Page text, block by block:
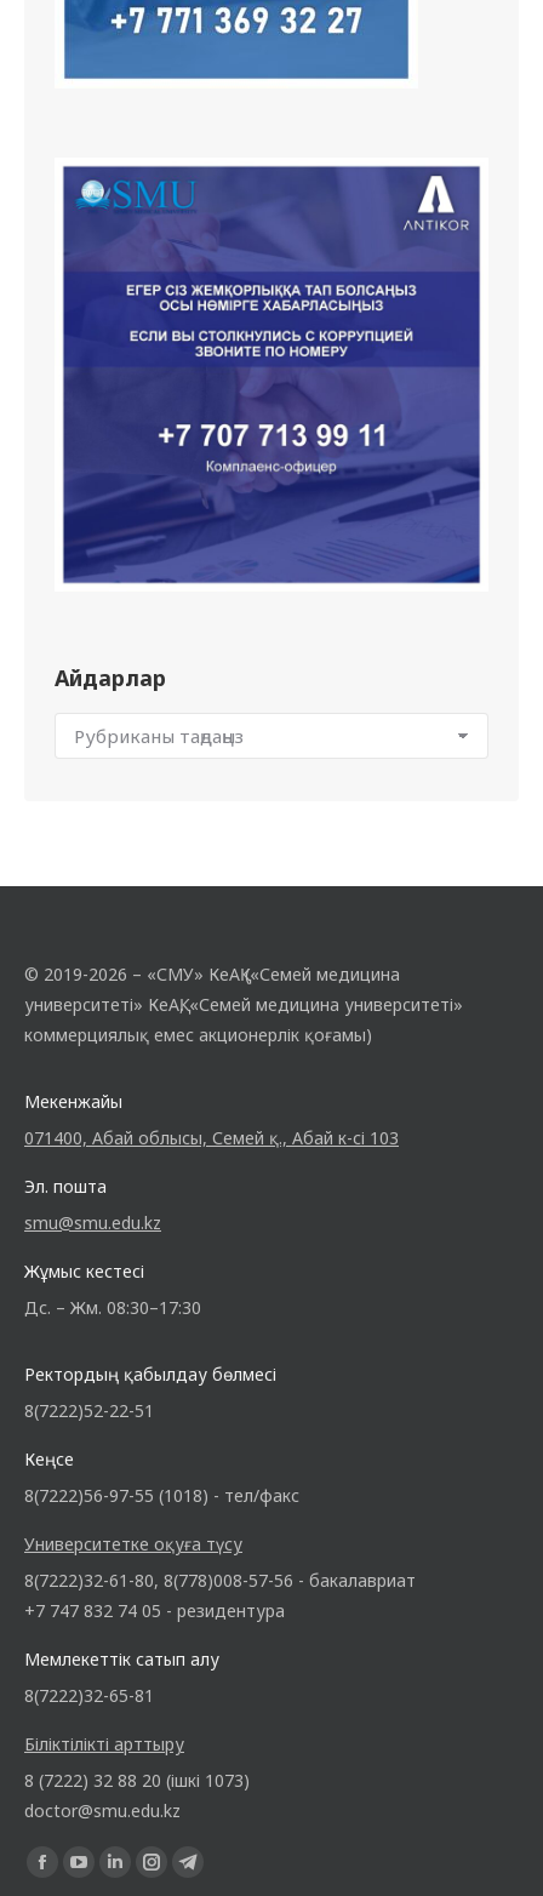
Айдарлар
© 2019-2026 – «СМУ» КеАҚ («Семей медицина
университеті» КеАҚ, «Семей медицина университеті»
коммерциялық емес акционерлік қоғамы)
Мекенжайы
071400, Абай облысы, Семей қ., Абай к-сі 103
Эл. пошта
smu@smu.edu.kz
Жұмыс кестесі
Дс. – Жм. 08:30–17:30
Ректордың қабылдау бөлмесі
8(7222)52-22-51
Кеңсе
8(7222)56-97-55 (1018) - тел/факс
Университетке оқуға түсу
8(7222)32-61-80, 8(778)008-57-56 - бакалавриат
+7 747 832 74 05 - резидентура
Мемлекеттік сатып алу
8(7222)32-65-81
Біліктілікті арттыру
8 (7222) 32 88 20 (ішкі 1073)
doctor@smu.edu.kz
Find us on: